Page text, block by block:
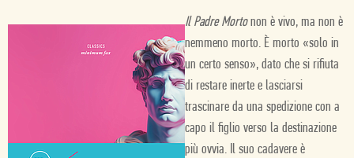
Il Padre Mortonon è vivo, ma non è
nemmeno morto. È morto «solo in
un certo senso», dato che si rifiuta
di restare inerte e lasciarsi
trascinare da una spedizione con a
capo il figlio verso la destinazione
più ovvia. Il suo cadavere è